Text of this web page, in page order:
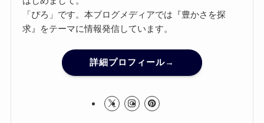
「ぴろ」です。本ブログメディアでは『豊かさを探
求』をテーマに情報発信しています。
詳細プロフィール→